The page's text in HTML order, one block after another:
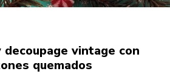
decoupage vintage con
quemados